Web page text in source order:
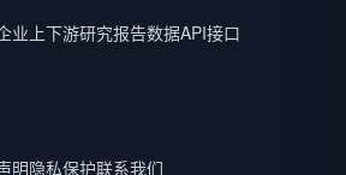
业上下游研究报告数据API接口
明隐私保护联系我们